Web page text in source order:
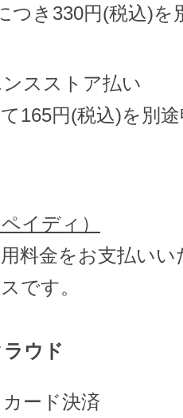
つき330円(税込)を
スストア払い
165円(税込)を別
イディ）
料金をお支払いい
です。
ウド
ード決済